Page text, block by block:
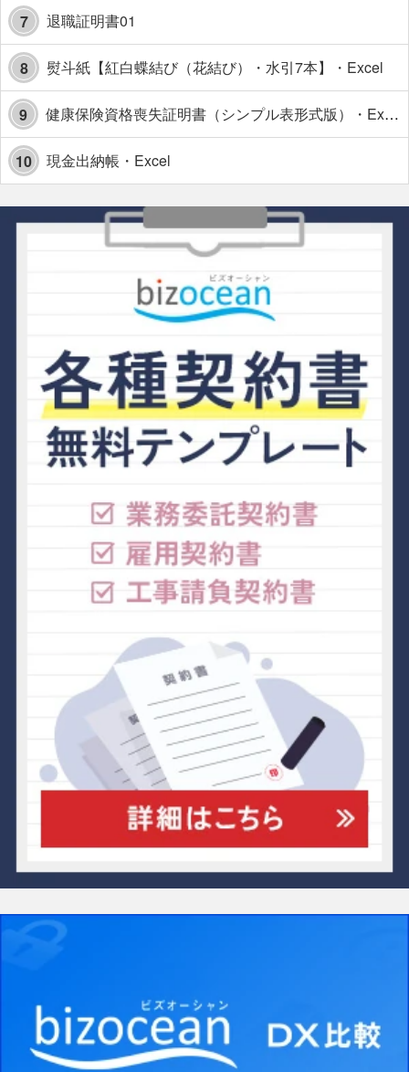
7 退職証明書01
8 熨斗紙【紅白蝶結び（花結び）・水引7本】・Excel
9 健康保険資格喪失証明書（シンプル表形式版）・Excel【見本付き】
10 現金出納帳・Excel